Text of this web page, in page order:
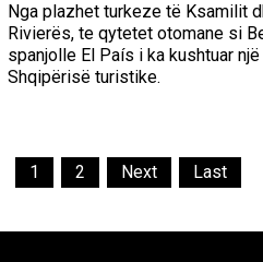
Nga plazhet turkeze të Ksamilit
Rivierës, te qytetet otomane si
spanjolle El País i ka kushtuar
Shqipërisë turistike.
1 2 Next Last